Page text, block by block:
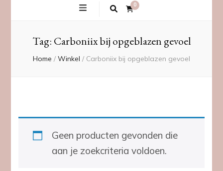
0
Tag: Carboniix bij opgeblazen gevoel
Home / Winkel / Carboniix bij opgeblazen gevoel
Geen producten gevonden die
aan je zoekcriteria voldoen.